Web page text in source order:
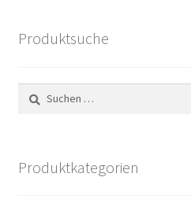
Produktsuche
nach:
Produktkategorien